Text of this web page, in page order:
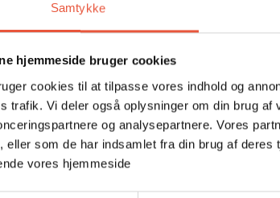
Samtykke
hjemmeside bruger cookies
cookies til at tilpasse vores indhold og
trafik. Vi deler også oplysninger om din brug
og analysepartnere. Vores
eller som de har indsamlet fra din brug af
vores hjemmeside
er delvist lukket og har fast
står klar til aftensmaden, og med
Den udendørs sauna og jacuzzi giver
fyrreskoven omkranser terrassen.